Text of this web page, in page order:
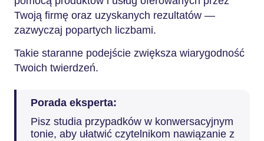
Twoją firmę oraz uzyskanych rezultatów —
zazwyczaj popartych liczbami.
Takie staranne podejście zwiększa wiarygodność
Twoich twierdzeń.
Porada eksperta:
Pisz studia przypadków w konwersacyjnym
tonie, aby ułatwić czytelnikom nawiązanie z